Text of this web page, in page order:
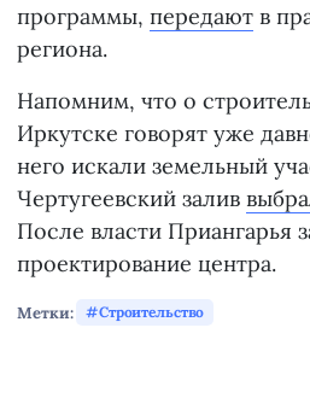
программы, передают в
региона.
Напомним, что о
Иркутске говорят уже
него искали земельный
Чертугеевский залив
После власти Приангарья
проектирование центра.
Метки: Строительство